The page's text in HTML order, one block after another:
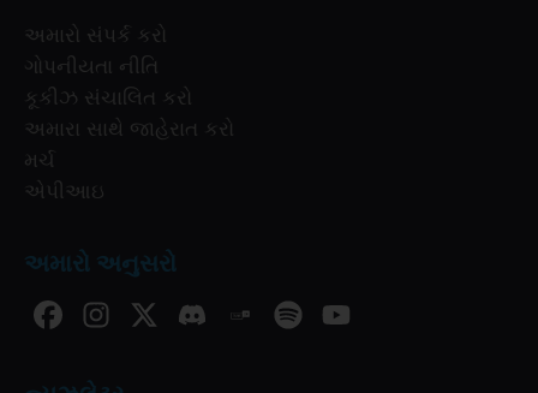
અમારો સંપર્ક કરો
ગોપનીયતા નીતિ
કૂકીઝ સંચાલિત કરો
અમારા સાથે જાહેરાત કરો
મર્ચ
એપીઆઇ
અમારો અનુસરો